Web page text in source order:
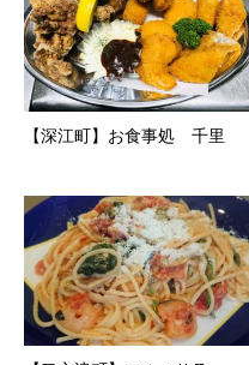
【深江町】お食事処 千里